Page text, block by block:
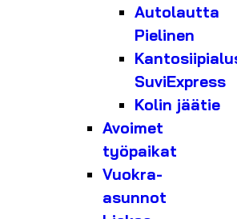
Autolautta
Pielinen
SuviExpress
Kolin jäätie
Avoimet
työpaikat
Vuokra-
asunnot